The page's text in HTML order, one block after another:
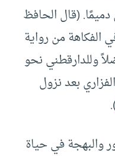
دميمًا. (قال الحافظ
الفكاهة من رواية
وللدارقطني نحو
بعد نزول
والبهجة في حياة